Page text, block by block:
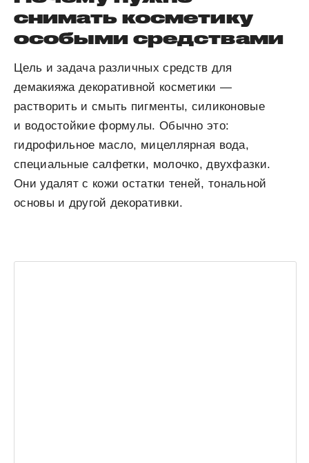
снимать косметику
особыми средствами
Цель и задача различных средств для
демакияжа декоративной косметики —
растворить и смыть пигменты, силиконовые
и водостойкие формулы. Обычно это:
гидрофильное масло, мицеллярная вода,
специальные салфетки, молочко, двухфазки.
Они удалят с кожи остатки теней, тональной
основы и другой декоративки.